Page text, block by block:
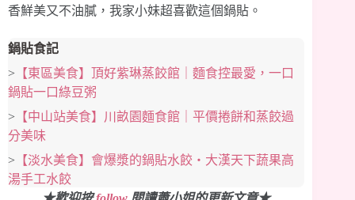
香鮮美又不油膩，我家小妹超喜歡這個鍋貼。
鍋貼食記
> 【東區美食】頂好紫琳蒸餃館｜麵食控最愛，一口
鍋貼一口綠豆粥
> 【中山站美食】川畝園麵食館｜平價捲餅和蒸餃過
分美味
> 【淡水美食】會爆漿的鍋貼水餃‧大漢天下蔬果高
湯手工水餃